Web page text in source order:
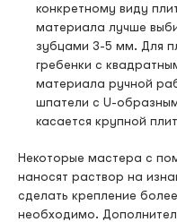
конкретному виду
материала лучше
зубцами 3-5 мм. Для
гребенки с
материала ручной
шпатели с U-
касается крупной
Некоторые мастера с
наносят раствор на
сделать крепление
необходимо.